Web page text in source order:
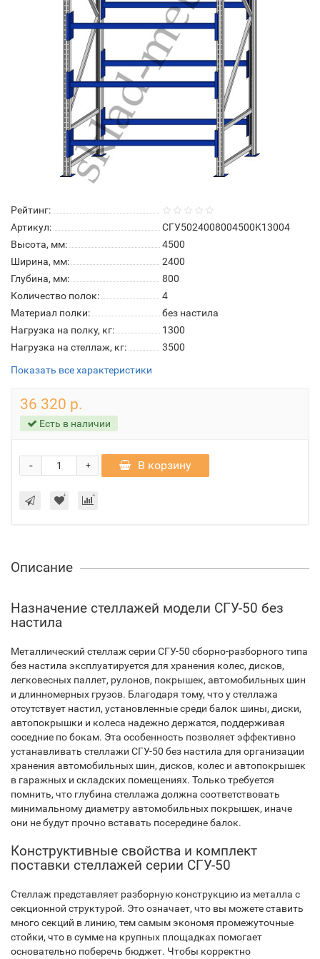
Рейтинг:
Артикул:
СГУ5024008004500K13004
Высота, мм:
4500
Ширина, мм:
2400
Глубина, мм:
800
Количество полок:
4
Материал полки:
без настила
Нагрузка на полку, кг:
1300
Нагрузка на стеллаж, кг:
3500
Показать все характеристики
36 320 р.
Есть в наличии
+
- В корзину
Описание
Назначение стеллажей модели СГУ-50 без
настила
Металлический стеллаж серии СГУ-50 сборно-разборного типа
без настила эксплуатируется для хранения колес, дисков,
легковесных паллет, рулонов, покрышек, автомобильных шин
и длинномерных грузов. Благодаря тому, что у стеллажа
отсутствует настил, установленные среди балок шины, диски,
автопокрышки и колеса надежно держатся, поддерживая
соседние по бокам. Эта особенность позволяет эффективно
устанавливать стеллажи СГУ-50 без настила для организации
хранения автомобильных шин, дисков, колес и автопокрышек
в гаражных и складских помещениях. Только требуется
помнить, что глубина стеллажа должна соответствовать
минимальному диаметру автомобильных покрышек, иначе
они не будут прочно вставать посередине балок.
Конструктивные свойства и комплект
поставки стеллажей серии СГУ-50
Стеллаж представляет разборную конструкцию из металла с
секционной структурой. Это означает, что вы можете ставить
много секций в линию, тем самым экономя промежуточные
стойки, что в сумме на крупных площадках помогает
основательно поберечь бюджет. Чтобы корректно